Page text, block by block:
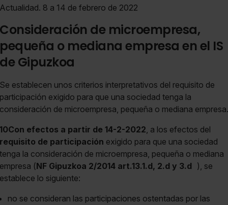
Actualidad. 8 a 14 de febrero de 2022
Consideración de microempresa,
pequeña o mediana empresa en el IS
de Gipuzkoa
Se establecen unos criterios interpretativos del requisito de
participación exigido para que una sociedad tenga la
consideración de microempresa, pequeña o mediana empresa.
10Con efectos a partir de 14-2-2022, a los efectos del
requisito de participación exigido para que una sociedad
tenga la consideración de microempresa, pequeña o mediana
empresa (NF Gipuzkoa 2/2014 art.13.1.d, 2.d y 3.d ), se
establece lo siguiente:
no se consideran las participaciones ostentadas por las